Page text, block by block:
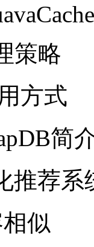
略
方式
简
推荐系
似